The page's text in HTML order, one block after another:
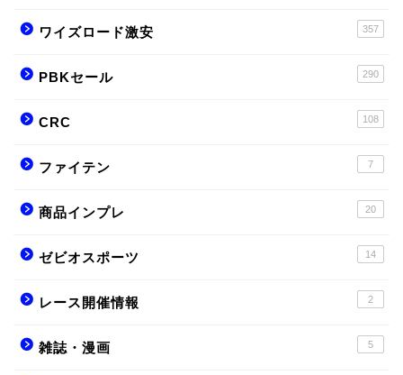
ワイズロード激安 357
PBKセール 290
CRC 108
ファイテン 7
商品インプレ 20
ゼビオスポーツ 14
レース開催情報 2
雑誌・漫画 5